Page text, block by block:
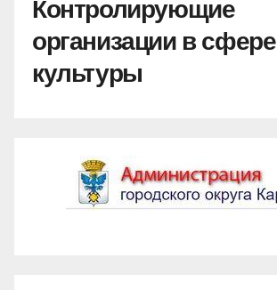
Контролирующие
организации в сфере
культуры